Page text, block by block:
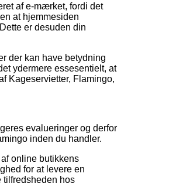
af e-mærket, fordi det
at hjemmesiden
er desuden din
der kan have betydning
ydermere essesentielt, at
Kageservietter, Flamingo,
evalueringer og derfor
inden du handler.
online butikkens
for at levere en
tilfredsheden hos